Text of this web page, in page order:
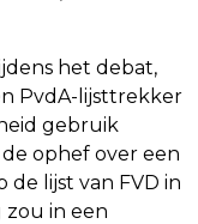
het debat,
PvdA-lijsttrekker
gebruik
ophef over een
lijst van FVD in
zou in een